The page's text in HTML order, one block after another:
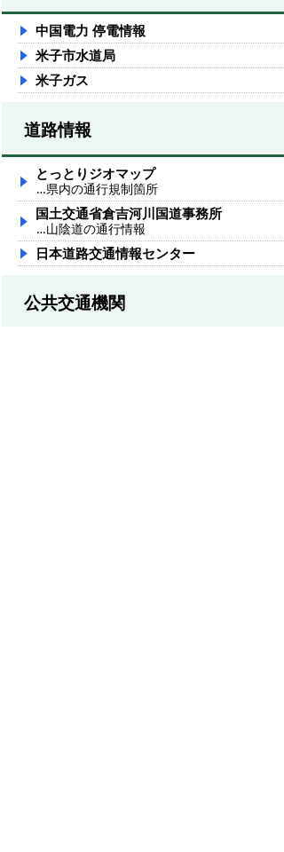
中国電力 停電情報
米子市水道局
米子ガス
道路情報
とっとりジオマップ
…県内の通行規制箇所
国土交通省倉吉河川国道事務所
…山陰道の通行情報
日本道路交通情報センター
公共交通機関